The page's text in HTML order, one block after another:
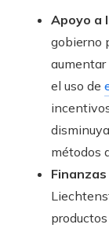
Apoyo a
gobierno
el uso de
métodos